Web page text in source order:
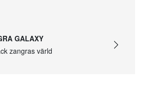
GALAXY
zangras värld